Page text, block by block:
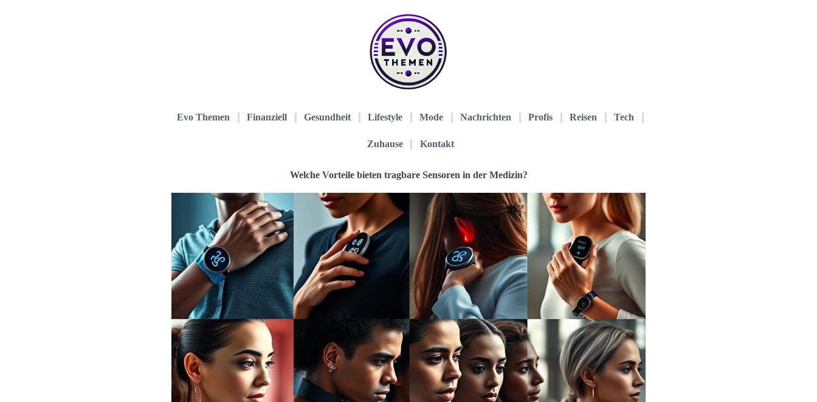
Evo Themen Finanziell Gesundheit Lifestyle Mode Nachrichten Profis Reisen Tech
Zuhause Kontakt
Welche Vorteile bieten tragbare Sensoren in der Medizin?